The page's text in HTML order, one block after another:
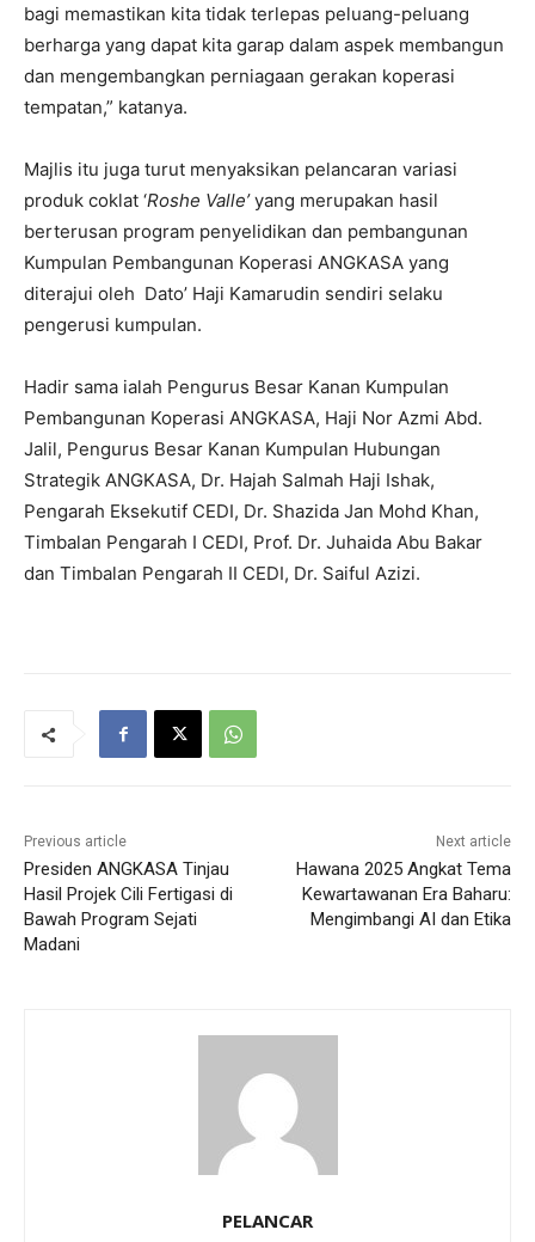
bagi memastikan kita tidak terlepas peluang-peluang
berharga yang dapat kita garap dalam aspek membangun
dan mengembangkan perniagaan gerakan koperasi
tempatan,” katanya.
Majlis itu juga turut menyaksikan pelancaran variasi
produk coklat ‘Roshe Valle’yang merupakan hasil
berterusan program penyelidikan dan pembangunan
Kumpulan Pembangunan Koperasi ANGKASA yang
diterajui oleh Dato’ Haji Kamarudin sendiri selaku
pengerusi kumpulan.
Hadir sama ialah Pengurus Besar Kanan Kumpulan
Pembangunan Koperasi ANGKASA, Haji Nor Azmi Abd.
Jalil, Pengurus Besar Kanan Kumpulan Hubungan
Strategik ANGKASA, Dr. Hajah Salmah Haji Ishak,
Pengarah Eksekutif CEDI, Dr. Shazida Jan Mohd Khan,
Timbalan Pengarah I CEDI, Prof. Dr. Juhaida Abu Bakar
dan Timbalan Pengarah II CEDI, Dr. Saiful Azizi.
Previous article
Presiden ANGKASA Tinjau
Hasil Projek Cili Fertigasi di
Bawah Program Sejati
Madani
Next article
Hawana 2025 Angkat Tema
Kewartawanan Era Baharu:
Mengimbangi AI dan Etika
PELANCAR